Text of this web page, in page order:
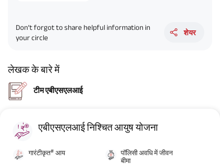
Don’t forgot to share helpful information in
your circle
शेयर
लेखक के बारे में
टीम एबीएसएलआई
एबीएसएलआई निश्चित आयुष योजना
गारंटीकृत# आय
पॉलिसी अवधि में जीवन
बीमा